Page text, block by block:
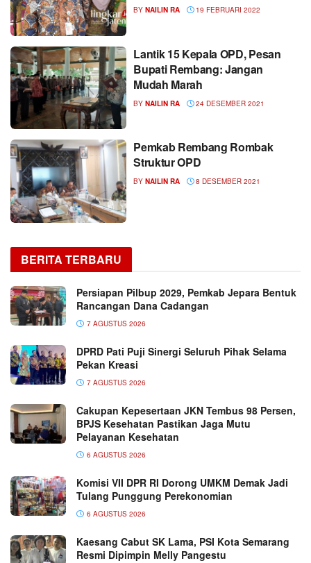
BY NAILIN RA 19 FEBRUARI 2022
Lantik 15 Kepala OPD, Pesan
Bupati Rembang: Jangan
Mudah Marah
BY NAILIN RA 24 DESEMBER 2021
Pemkab Rembang Rombak
Struktur OPD
BY NAILIN RA 8 DESEMBER 2021
BERITA TERBARU
Persiapan Pilbup 2029, Pemkab Jepara Bentuk
Rancangan Dana Cadangan
7 AGUSTUS 2026
DPRD Pati Puji Sinergi Seluruh Pihak Selama
Pekan Kreasi
7 AGUSTUS 2026
Cakupan Kepesertaan JKN Tembus 98 Persen,
BPJS Kesehatan Pastikan Jaga Mutu
Pelayanan Kesehatan
6 AGUSTUS 2026
Komisi VII DPR RI Dorong UMKM Demak Jadi
Tulang Punggung Perekonomian
6 AGUSTUS 2026
Kaesang Cabut SK Lama, PSI Kota Semarang
Resmi Dipimpin Melly Pangestu